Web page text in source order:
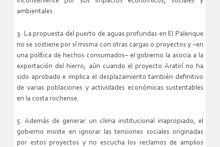
ambientales.
3. La propuesta del puerto de aguas profundas en El Palenque
no se sostiene por sí misma con otras cargas o proyectos y –en
una política de hechos consumados– el gobierno la asocia a la
exportación del hierro, aún cuando el proyecto Aratirí no ha
sido aprobado e implica el desplazamiento también definitivo
de varias poblaciones y actividades económicas sustentables
en la costa rochense.
5. Además de generar un clima institucional inapropiado, el
gobierno insiste en ignorar las tensiones sociales originadas
por estos proyectos y no escucha los reclamos de amplios